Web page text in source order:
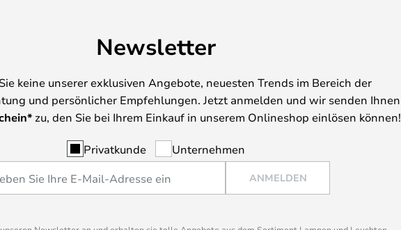
Newsletter
keine unserer exklusiven Angebote, neuesten Trends im Bereich der
und persönlicher Empfehlungen. Jetzt anmelden und wir senden Ihnen
zu, den Sie bei Ihrem Einkauf in unserem Onlineshop einlösen können!
Privatkunde Unternehmen
ANMELDEN